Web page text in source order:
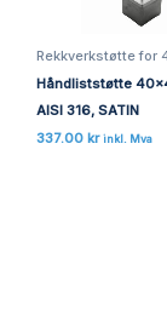
Rekkverkstøtte for
Håndliststøtte
AISI 316, SATIN
337.00 kr inkl. Mva